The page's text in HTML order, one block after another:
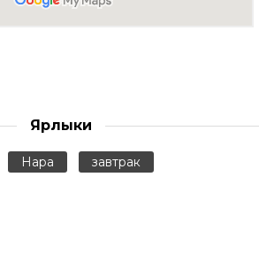
Ярлыки
Нара завтрак